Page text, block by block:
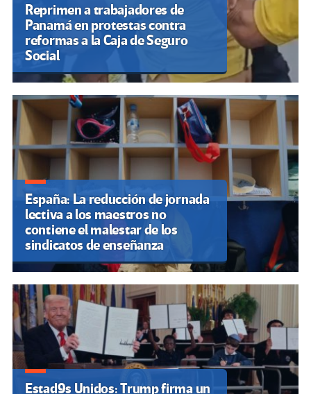
Reprimen a trabajadores de
Panamá en protestas contra
reformas a la Caja de Seguro
Social
España: La reducción de jornada
lectiva a los maestros no
contiene el malestar de los
sindicatos de enseñanza
Estad9s Unidos: Trump firma un